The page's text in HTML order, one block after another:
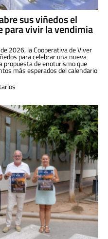
sus viñedos el
para vivir la vendimia
2026, la Cooperativa de Viver
para celebrar una nueva
propuesta de enoturismo que
más esperados del calendario